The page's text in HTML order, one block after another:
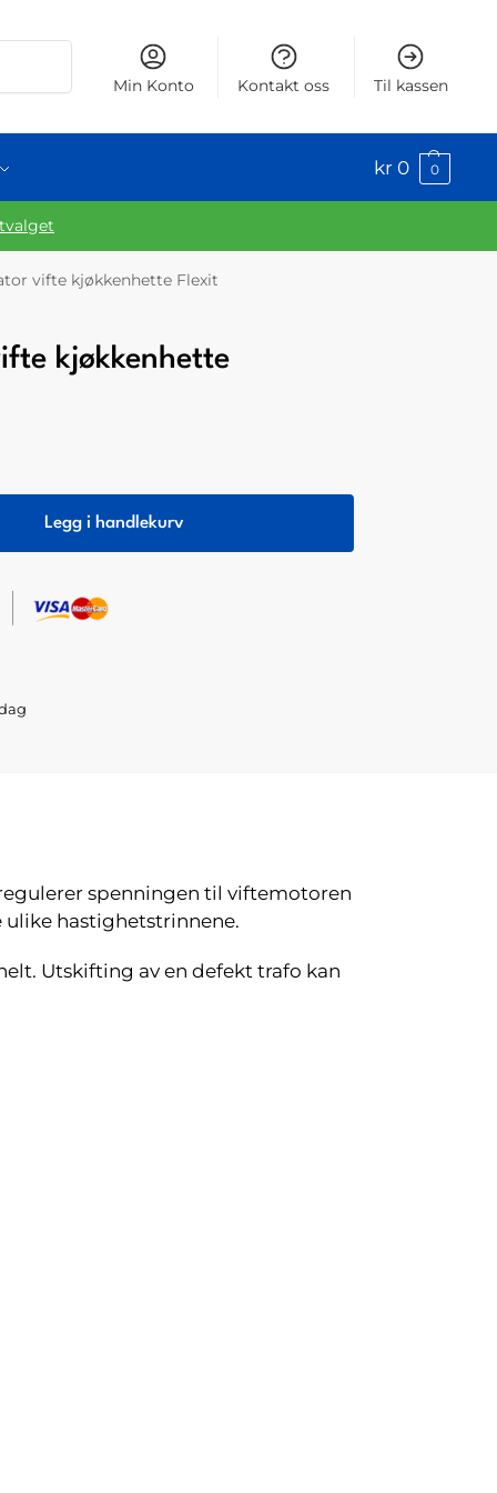
Min Konto Kontakt oss Til kassen
kr 0 0
vifte kjøkkenhette Flexit
kjøkkenhette
Legg i handlekurv
spenningen til viftemotoren
hastighetstrinnene.
Utskifting av en defekt trafo kan